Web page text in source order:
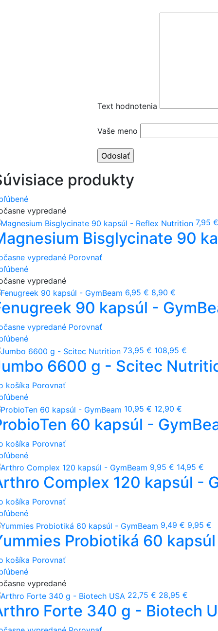
Text hodnotenia
Vaše meno
produkty
vypredané
7,95 €
Bisglycinate 90
vypredané Porovnať
vypredané
6,95 € 8,90 €
90 kapsúl -
vypredané Porovnať
73,95 € 108,95 €
6600 g - Scitec
košíka Porovnať
10,95 € 12,90 €
60 kapsúl -
košíka Porovnať
9,95 € 14,95 €
Complex 120 kapsúl -
košíka Porovnať
9,49 € 9,95 €
Probiotiká 60
košíka Porovnať
vypredané
22,75 € 28,95 €
Forte 340 g - Biotech